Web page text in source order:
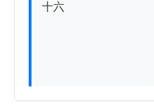
十六